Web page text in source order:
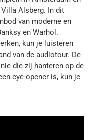
Alsberg. In dit
van moderne en
en Warhol.
kun je luisteren
van de audiotour. De
die zij hanteren op de
eye-opener is, kun je